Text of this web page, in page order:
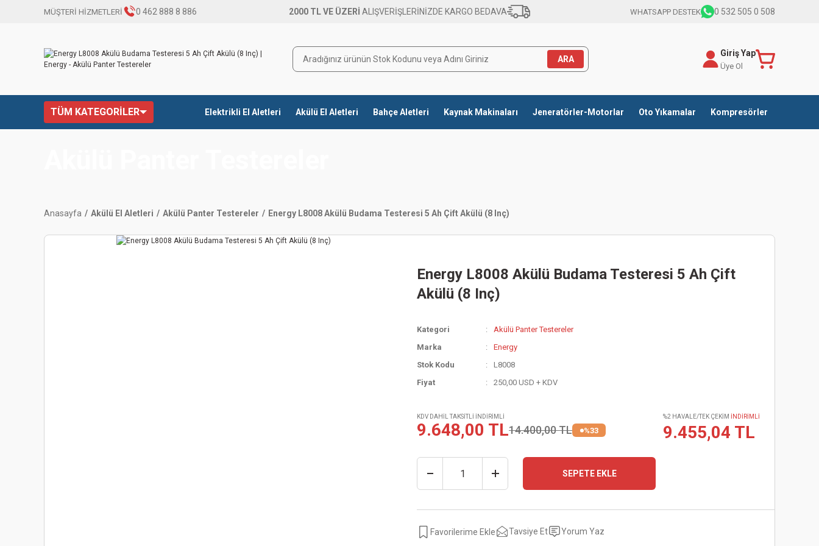
MÜŞTERİ HİZMETLERİ 0 462 888 8 886 2000 TL VE ÜZERİ ALIŞVERİŞLERİNİZDE KARGO BEDAVA WHATSAPP DESTEK 0 532 505 0 508
ARA
Giriş Yap
Üye Ol
TÜM KATEGORİLER Elektrikli El Aletleri Akülü El Aletleri Bahçe Aletleri Kaynak Makinaları Jeneratörler-Motorlar Oto Yıkamalar Kompresörler
Anasayfa Akülü El Aletleri Akülü Panter Testereler Energy L8008 Akülü Budama Testeresi 5 Ah Çift Akülü (8 Inç)
Energy L8008 Akülü Budama Testeresi 5 Ah Çift
Akülü (8 Inç)
Kategori
Akülü Panter Testereler
Marka
Energy
Stok Kodu
L8008
Fiyat
250,00 USD + KDV
KDV DAHİL TAKSİTLİ İNDİRİMLİ
9.648,00 TL14.400,00 TL %33
%2 HAVALE/TEK ÇEKİM İNDİRİMLİ
9.455,04 TL
SEPETE EKLE
Tavsiye Et Yorum Yaz